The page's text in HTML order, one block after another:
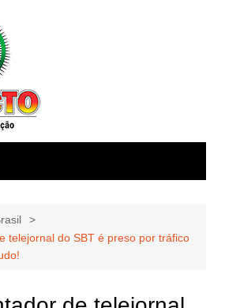
telejornal do SBT é preso por tráfico